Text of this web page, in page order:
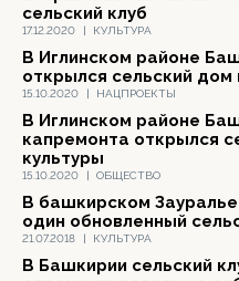
17.12.2020 | КУЛЬТУРА
сельский клуб
15.10.2020 | НАЦПРОЕКТЫ
В Иглинском районе
открылся сельский дом
15.10.2020 | ОБЩЕСТВО
В Иглинском районе
капремонта открылся
культуры
21.07.2018 | КУЛЬТУРА
В башкирском
один обновленный
В Башкирии сельский